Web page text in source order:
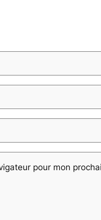
pour mon